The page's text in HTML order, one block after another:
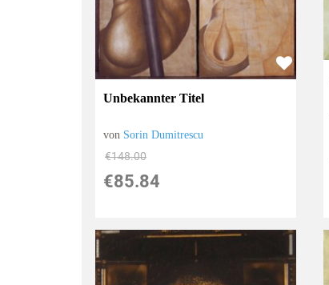
Unbekannter Titel
von Sorin Dumitrescu
€148.00
€85.84